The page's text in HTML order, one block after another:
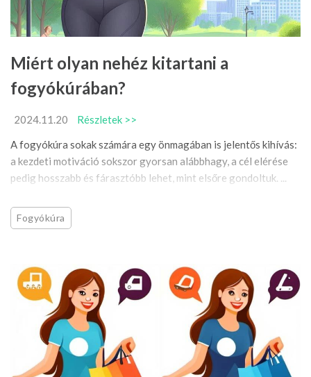
Miért olyan nehéz kitartani a
fogyókúrában?
2024.11.20
Részletek >>
A fogyókúra sokak számára egy önmagában is jelentős kihívás:
a kezdeti motiváció sokszor gyorsan alábbhagy, a cél elérése
pedig hosszabb és fárasztóbb lehet, mint elsőre gondoltuk. ...
Fogyókúra